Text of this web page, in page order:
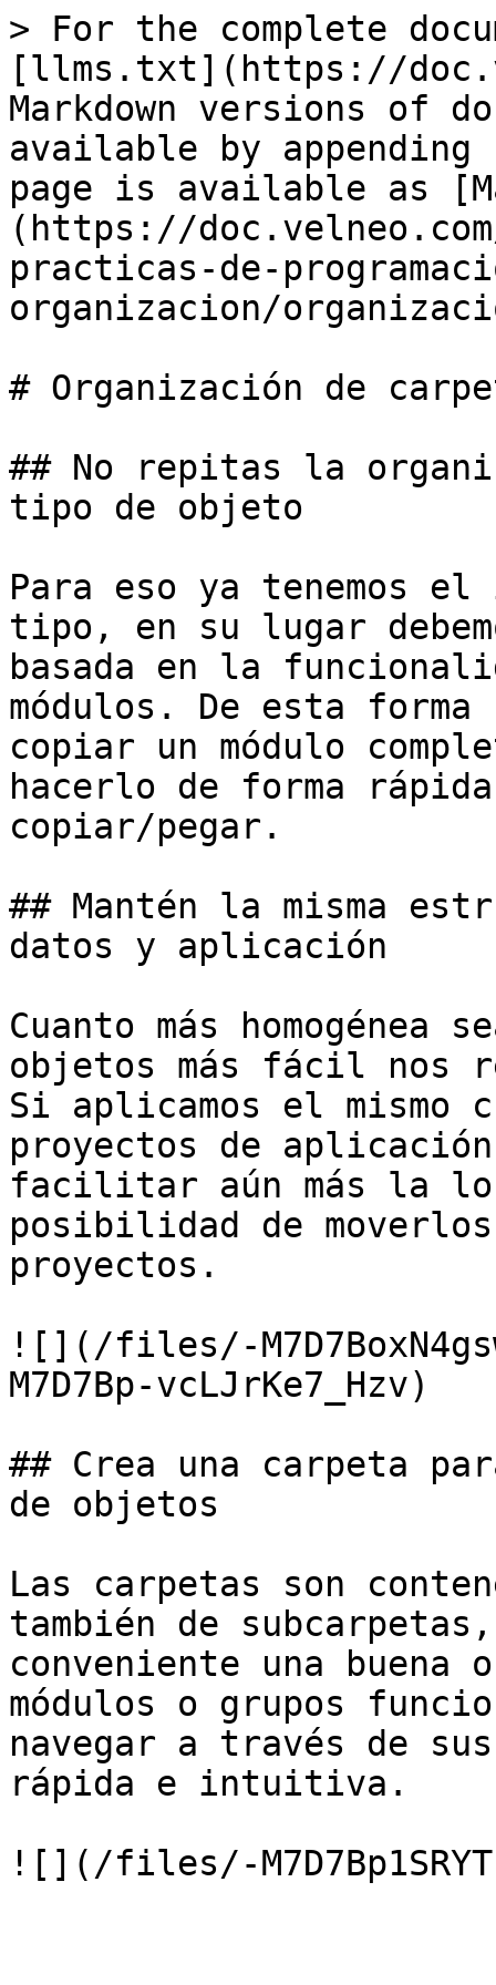
> For the complete
[llms.txt](https://
Markdown versions of
available by
page is available as
(https://
practicas-de-
organizacion/
# Organización de
## No repitas la
tipo de objeto
Para eso ya tenemos
tipo, en su lugar
basada en la
módulos. De esta
copiar un módulo
hacerlo de forma
copiar/pegar.
## Mantén la misma
datos y aplicación
Cuanto más
objetos más fácil nos
Si aplicamos el
proyectos de
facilitar aún más la
posibilidad de
proyectos.
![](/files/-
M7D7Bp-vcLJrKe7_Hzv)
## Crea una carpeta
de objetos
Las carpetas son
también de
conveniente una buena
módulos o grupos
navegar a través de
rápida e intuitiva.